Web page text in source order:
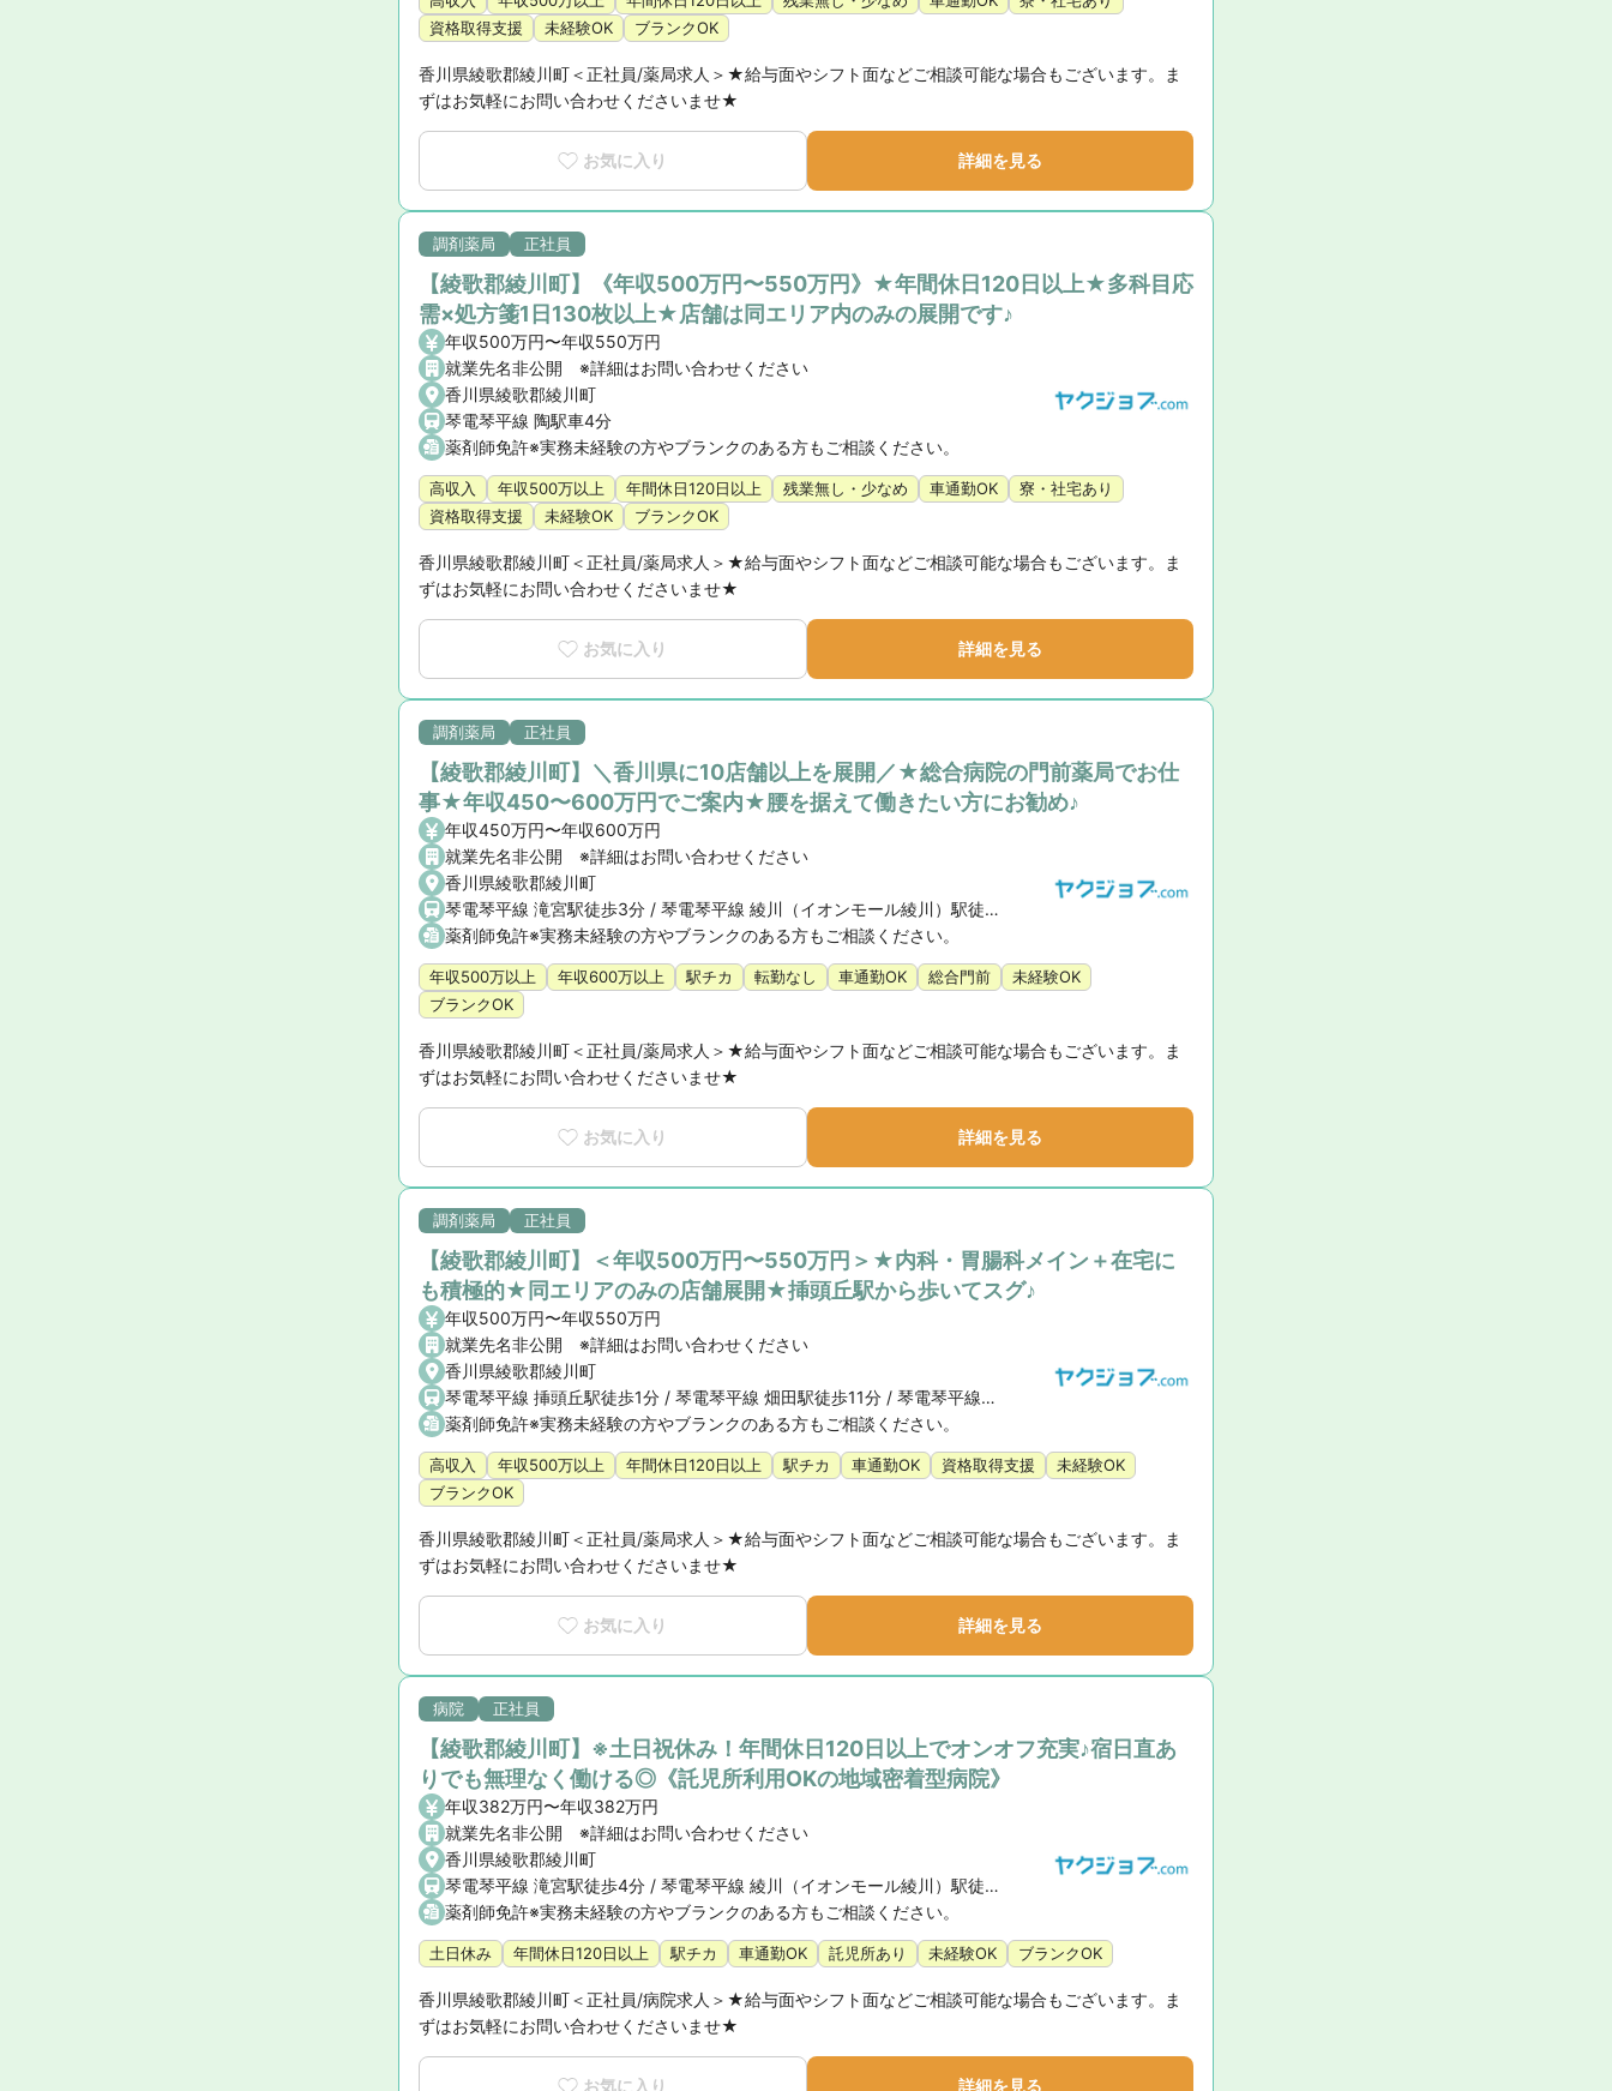
資格取得支援
未経験OK ブランクOK
香川県綾歌郡綾川町＜正社員/薬局求人＞★給与面やシフト面などご相談可能な場合もございます。ま
ずはお気軽にお問い合わせくださいませ★
お気に入り 詳細を見る
調剤薬局 正社員
【綾歌郡綾川町】《年収500万円〜550万円》★年間休日120日以上★多科目応
需×処方箋1日130枚以上★店舗は同エリア内のみの展開です♪
年収500万円〜年収550万円
就業先名非公開 ※詳細はお問い合わせください
香川県綾歌郡綾川町
琴電琴平線 陶駅車4分
薬剤師免許※実務未経験の方やブランクのある方もご相談ください。
高収入 年収500万以上 年間休日120日以上 残業無し・少なめ 車通勤OK
寮・社宅あり
資格取得支援
未経験OK ブランクOK
香川県綾歌郡綾川町＜正社員/薬局求人＞★給与面やシフト面などご相談可能な場合もございます。ま
ずはお気軽にお問い合わせくださいませ★
お気に入り 詳細を見る
調剤薬局 正社員
【綾歌郡綾川町】＼香川県に10店舗以上を展開／★総合病院の門前薬局でお仕
事★年収450〜600万円でご案内★腰を据えて働きたい方にお勧め♪
年収450万円〜年収600万円
就業先名非公開 ※詳細はお問い合わせください
香川県綾歌郡綾川町
琴電琴平線 滝宮駅徒歩3分 / 琴電琴平線 綾川（イオンモール綾川）駅徒歩13分
薬剤師免許※実務未経験の方やブランクのある方もご相談ください。
年収500万以上 年収600万以上 駅チカ 転勤なし 車通勤OK 総合門前
未経験OK
ブランクOK
香川県綾歌郡綾川町＜正社員/薬局求人＞★給与面やシフト面などご相談可能な場合もございます。ま
ずはお気軽にお問い合わせくださいませ★
お気に入り 詳細を見る
調剤薬局 正社員
【綾歌郡綾川町】＜年収500万円〜550万円＞★内科・胃腸科メイン＋在宅に
も積極的★同エリアのみの店舗展開★挿頭丘駅から歩いてスグ♪
年収500万円〜年収550万円
就業先名非公開 ※詳細はお問い合わせください
香川県綾歌郡綾川町
琴電琴平線 挿頭丘駅徒歩1分 / 琴電琴平線 畑田駅徒歩11分 / 琴電琴平線 岡本駅徒歩16分
薬剤師免許※実務未経験の方やブランクのある方もご相談ください。
高収入 年収500万以上 年間休日120日以上 駅チカ 車通勤OK 資格取得支援
未経験OK
ブランクOK
香川県綾歌郡綾川町＜正社員/薬局求人＞★給与面やシフト面などご相談可能な場合もございます。ま
ずはお気軽にお問い合わせくださいませ★
お気に入り 詳細を見る
病院 正社員
【綾歌郡綾川町】※土日祝休み！年間休日120日以上でオンオフ充実♪宿日直あ
りでも無理なく働ける◎《託児所利用OKの地域密着型病院》
年収382万円〜年収382万円
就業先名非公開 ※詳細はお問い合わせください
香川県綾歌郡綾川町
琴電琴平線 滝宮駅徒歩4分 / 琴電琴平線 綾川（イオンモール綾川）駅徒歩13分
薬剤師免許※実務未経験の方やブランクのある方もご相談ください。
土日休み 年間休日120日以上 駅チカ 車通勤OK 託児所あり 未経験OK ブランクOK
香川県綾歌郡綾川町＜正社員/病院求人＞★給与面やシフト面などご相談可能な場合もございます。ま
ずはお気軽にお問い合わせくださいませ★
お気に入り 詳細を見る